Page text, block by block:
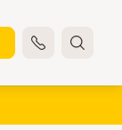
 